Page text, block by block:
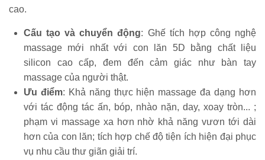
cao.
Cấu tạo và chuyển động: Ghế tích hợp công nghệ
massage mới nhất với con lăn 5D bằng chất liệu
silicon cao cấp, đem đến cảm giác như bàn tay
massage của người thật.
Ưu điểm: Khả năng thực hiện massage đa dạng hơn
với tác động tác ấn, bóp, nhào nặn, day, xoay tròn... ;
phạm vi massage xa hơn nhờ khả năng vươn tới dài
hơn của con lăn; tích hợp chế độ tiện ích hiện đại phục
vụ nhu cầu thư giãn giải trí.